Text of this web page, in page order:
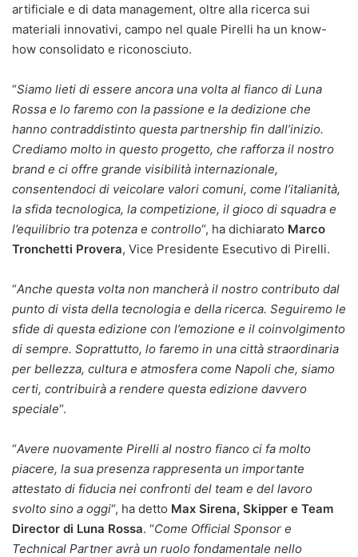
artificiale e di data management, oltre alla ricerca sui
materiali innovativi, campo nel quale Pirelli ha un know-
how consolidato e riconosciuto.
“Siamo lieti di essere ancora una volta al fianco di Luna
Rossa e lo faremo con la passione e la dedizione che
hanno contraddistinto questa partnership fin dall’inizio.
Crediamo molto in questo progetto, che rafforza il nostro
brand e ci offre grande visibilità internazionale,
consentendoci di veicolare valori comuni, come l’italianità,
la sfida tecnologica, la competizione, il gioco di squadra e
l’equilibrio tra potenza e controllo“, ha dichiarato Marco
Tronchetti Provera, Vice Presidente Esecutivo di Pirelli.
“Anche questa volta non mancherà il nostro contributo dal
punto di vista della tecnologia e della ricerca. Seguiremo le
sfide di questa edizione con l’emozione e il coinvolgimento
di sempre. Soprattutto, lo faremo in una città straordinaria
per bellezza, cultura e atmosfera come Napoli che, siamo
certi, contribuirà a rendere questa edizione davvero
speciale“.
“Avere nuovamente Pirelli al nostro fianco ci fa molto
piacere, la sua presenza rappresenta un importante
attestato di fiducia nei confronti del team e del lavoro
svolto sino a oggi“, ha detto Max Sirena, Skipper e Team
Director di Luna Rossa. “Come Official Sponsor e
Technical Partner avrà un ruolo fondamentale nello